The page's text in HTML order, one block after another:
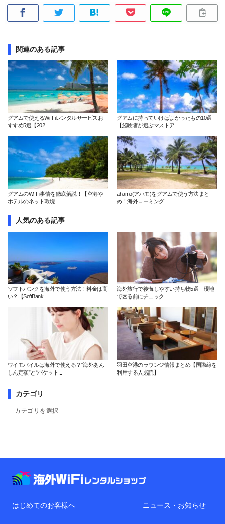
関連のある記事
グアムで使えるWi-Fiレンタルサービスお
すすめ5選【202...
グアムに持っていけばよかったもの10選
【経験者が選ぶマストア...
グアムのWi-Fi事情を徹底解説！【空港や
ホテルのネット環境...
ahamo(アハモ)をグアムで使う方法まと
め！海外ローミング...
人気のある記事
ソフトバンクを海外で使う方法！料金は高
い？【SoftBank...
海外旅行で後悔しやすい持ち物5選｜現地
で困る前にチェック
ワイモバイルは海外で使える？“海外あん
しん定額”と“パケット...
羽田空港のラウンジ情報まとめ【国際線を
利用する人必読】
カテゴリ
はじめてのお客様へ ニュース・お知らせ